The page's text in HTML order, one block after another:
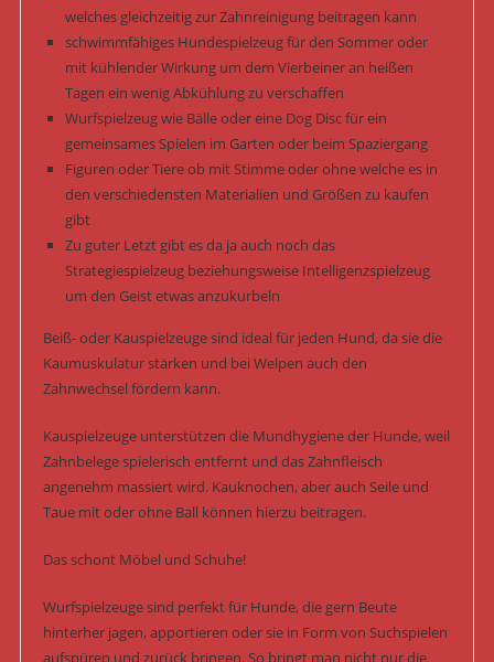
welches gleichzeitig zur Zahnreinigung beitragen kann
schwimmfähiges Hundespielzeug für den Sommer oder
mit kühlender Wirkung um dem Vierbeiner an heißen
Tagen ein wenig Abkühlung zu verschaffen
Wurfspielzeug wie Bälle oder eine Dog Disc für ein
gemeinsames Spielen im Garten oder beim Spaziergang
Figuren oder Tiere ob mit Stimme oder ohne welche es in
den verschiedensten Materialien und Größen zu kaufen
gibt
Zu guter Letzt gibt es da ja auch noch das
Strategiespielzeug beziehungsweise Intelligenzspielzeug
um den Geist etwas anzukurbeln
Beiß- oder Kauspielzeuge sind ideal für jeden Hund, da sie die
Kaumuskulatur stärken und bei Welpen auch den
Zahnwechsel fördern kann.
Kauspielzeuge unterstützen die Mundhygiene der Hunde, weil
Zahnbelege spielerisch entfernt und das Zahnfleisch
angenehm massiert wird. Kauknochen, aber auch Seile und
Taue mit oder ohne Ball können hierzu beitragen.
Das schont Möbel und Schuhe!
Wurfspielzeuge sind perfekt für Hunde, die gern Beute
hinterher jagen, apportieren oder sie in Form von Suchspielen
aufspüren und zurück bringen. So bringt man nicht nur die